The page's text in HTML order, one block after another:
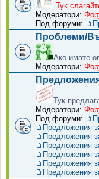
Тук
Модератори:
Под форуми:
Проблеми/
Ако имате
Модератори:
Тук
Модератори:
Под форуми:
Предложения
Предложения
Предложения
Предложения
Предложения
Предложения